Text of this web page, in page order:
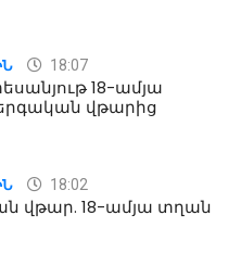
18:07
18-ամյա
վթարից
18:02
վթար. 18-ամյա տղան